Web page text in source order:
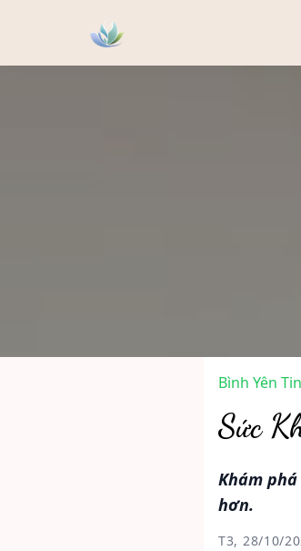
Bình Yên
Sức
Khám
hơn.
T3, 28/10/